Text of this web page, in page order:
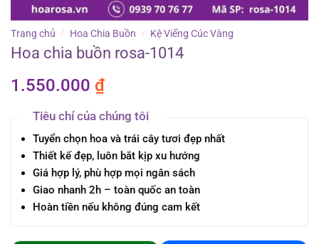
Trang chủ / Hoa Chia Buồn / Kệ Viếng Cúc Vàng
Hoa chia buồn rosa-1014
1.550.000 ₫
Tiêu chí của chúng tôi
Tuyển chọn hoa và trái cây tươi đẹp nhất
Thiết kế đẹp, luôn bắt kịp xu hướng
Giá hợp lý, phù hợp mọi ngân sách
Giao nhanh 2h – toàn quốc an toàn
Hoàn tiền nếu không đúng cam kết